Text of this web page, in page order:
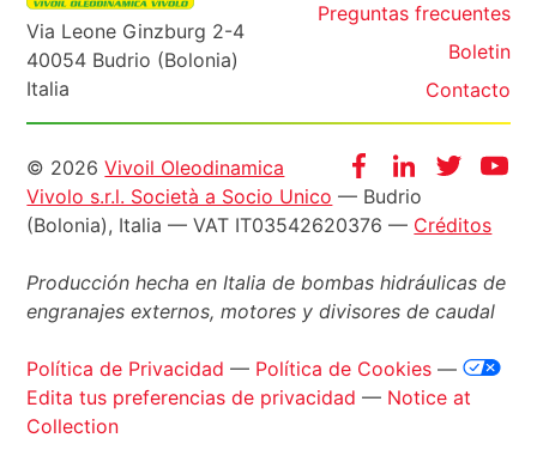
Via Leone Ginzburg 2-4
40054 Budrio (Bolonia)
Italia
Preguntas frecuentes
Boletin
Contacto
FacebookInstagram
Twitter
Informazioni
legali
© 2026Vivoil Oleodinamica
Vivolo s.r.l. Società a Socio Unico — Budrio
(Bolonia), Italia — VAT IT03542620376 — Créditos
Producción hecha en Italia de bombas hidráulicas de
engranajes externos, motores y divisores de caudal
Política de Privacidad — Política de Cookies —
Edita tus preferencias de privacidad — Notice at
Collection